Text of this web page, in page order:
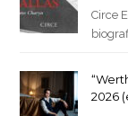
Circe
2026